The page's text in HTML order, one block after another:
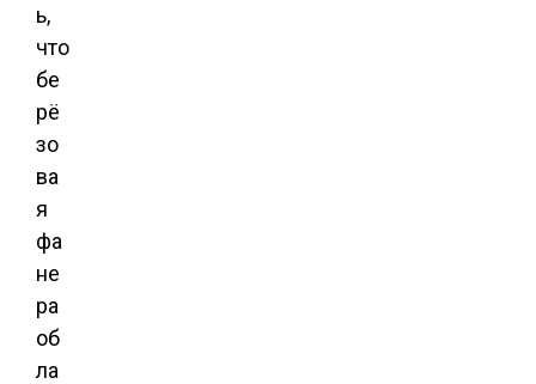
ь,
что
бе
рё
зо
ва
я
фа
не
ра
об
ла